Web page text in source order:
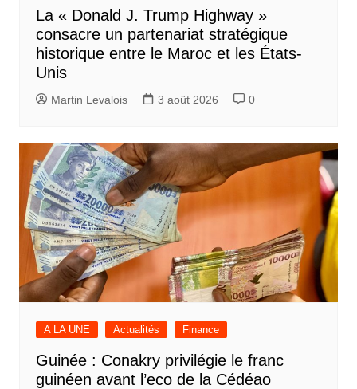
La « Donald J. Trump Highway »
consacre un partenariat stratégique
historique entre le Maroc et les États-
Unis
Martin Levalois 3 août 2026 0
A LA UNE Actualités Finance
Guinée : Conakry privilégie le franc
guinéen avant l’eco de la Cédéao